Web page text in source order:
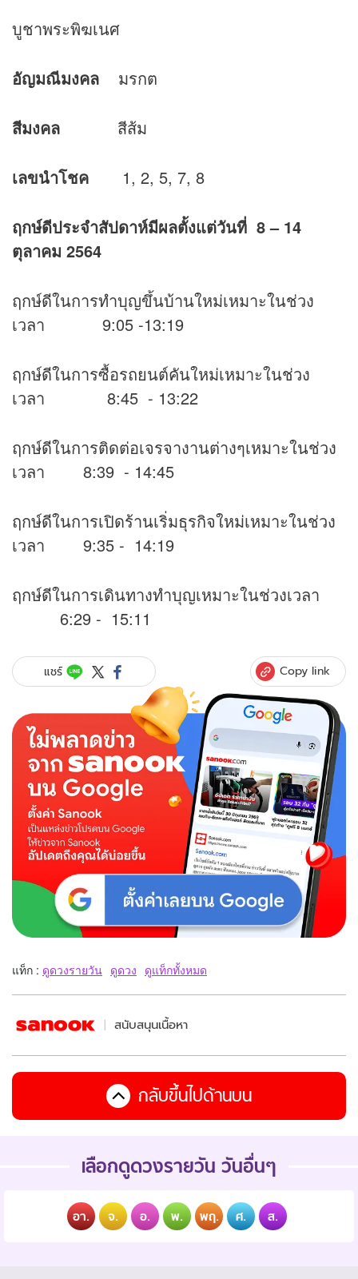
บูชาพระพิฆเนศ
อัญมณีมงคล มรกต
สีมงคล สีส้ม
เลขนำโชค 1, 2, 5, 7, 8
ฤกษ์ดีประจำสัปดาห์มีผลตั้งแต่วันที่ 8 – 14
ตุลาคม 2564
ฤกษ์ดีในการทำบุญขึ้นบ้านใหม่เหมาะในช่วง
เวลา 9:05 -13:19
ฤกษ์ดีในการซื้อรถยนต์คันใหม่เหมาะในช่วง
เวลา 8:45 - 13:22
ฤกษ์ดีในการติดต่อเจรจางานต่างๆเหมาะในช่วง
เวลา 8:39 - 14:45
ฤกษ์ดีในการเปิดร้านเริ่มธุรกิจใหม่เหมาะในช่วง
เวลา 9:35 - 14:19
ฤกษ์ดีในการเดินทางทำบุญเหมาะในช่วงเวลา
6:29 - 15:11
แชร์ Copy link
แท็ก : ดูดวงรายวัน ดูดวง ดูแท็กทั้งหมด
สนับสนุนเนื้อหา
กลับขึ้นไปด้านบน
เลือกดูดวงรายวัน วันอื่นๆ
อา. จ. อ. พ. พฤ. ศ. ส.